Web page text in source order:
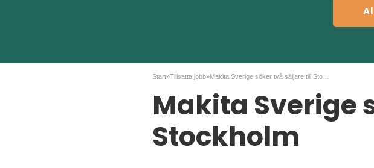
Start»Tillsatta jobb»
Makita Sverige
Stockholm